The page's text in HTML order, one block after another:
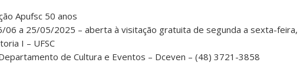
Apufsc 50 anos
06 a 25/05/2025 – aberta à visitação gratuita de segunda a sexta-feira,
I – UFSC
de Cultura e Eventos – Dceven – (48) 3721-3858